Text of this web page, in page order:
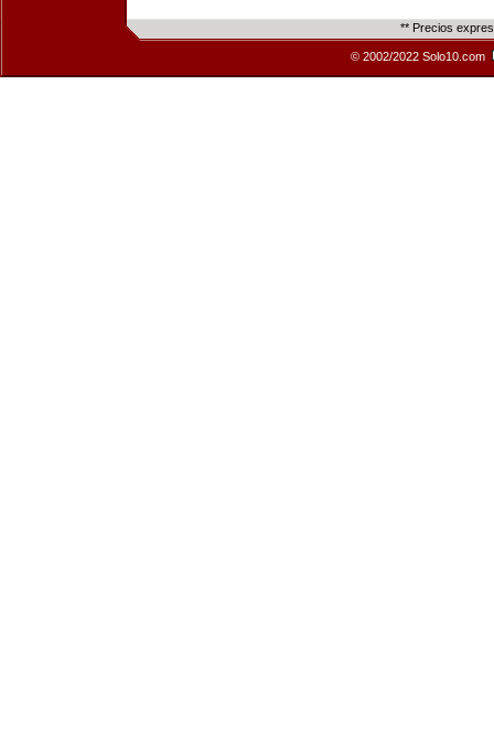
** Precios
© 2002/2022 Solo10.com